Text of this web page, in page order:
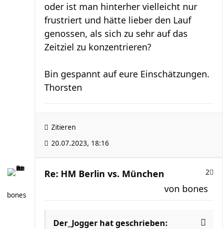
oder ist man hinterher vielleicht nur
frustriert und hätte lieber den Lauf
genossen, als sich zu sehr auf das
Zeitziel zu konzentrieren?
Bin gespannt auf eure Einschätzungen.
Thorsten
Zitieren
20.07.2023, 18:16
bones
Re: HM Berlin vs. München 2
von bones
Der_Jogger hat geschrieben: